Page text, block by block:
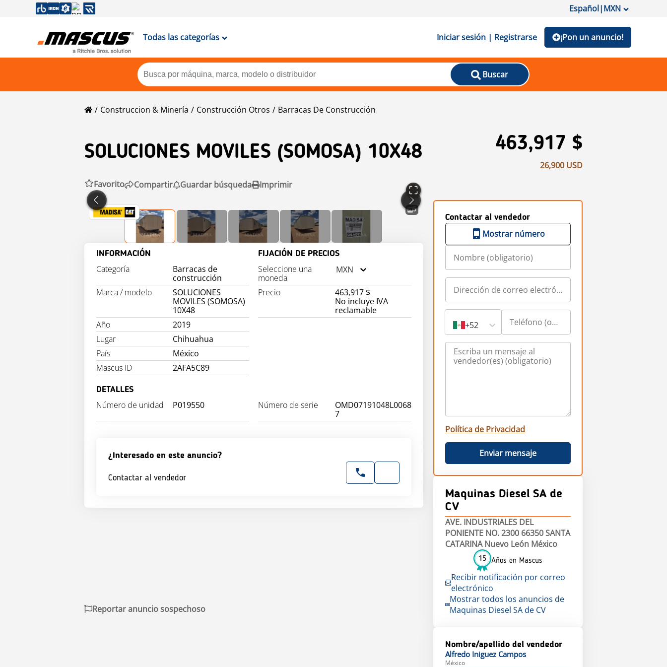
Español|MXN
Todas las categorías Iniciar sesión | Registrarse ¡Pon un anuncio!
Buscar
Construccion & Minería Construcción Otros Barracas De Construcción
SOLUCIONES MOVILES (SOMOSA) 10X48 463,917 $
26,900 USD
Favorito
Compartir Guardar búsqueda Imprimir
5
INFORMACIÓN
Categoría
Barracas de
construcción
Marca / modelo
SOLUCIONES
MOVILES (SOMOSA)
10X48
Año
2019
Lugar
Chihuahua
País
México
Mascus ID
2AFA5C89
FIJACIÓN DE PRECIOS
Seleccione una
moneda
MXN
Precio
463,917 $
No incluye IVA
reclamable
DETALLES
Número de unidad P019550 Número de serie
OMD07191048L0068
7
¿Interesado en este anuncio?
Contactar al vendedor
Contactar al vendedor
Mostrar número
+52
Política de Privacidad
Enviar mensaje
Maquinas Diesel SA de
CV
AVE. INDUSTRIALES DEL
PONIENTE NO. 2300 66350 SANTA
CATARINA Nuevo León México
15 Años en Mascus
Recibir notificación por correo
electrónico
Mostrar todos los anuncios de
Maquinas Diesel SA de CV
Nombre/apellido del vendedor
Alfredo Iniguez Campos
México
Reportar anuncio sospechoso